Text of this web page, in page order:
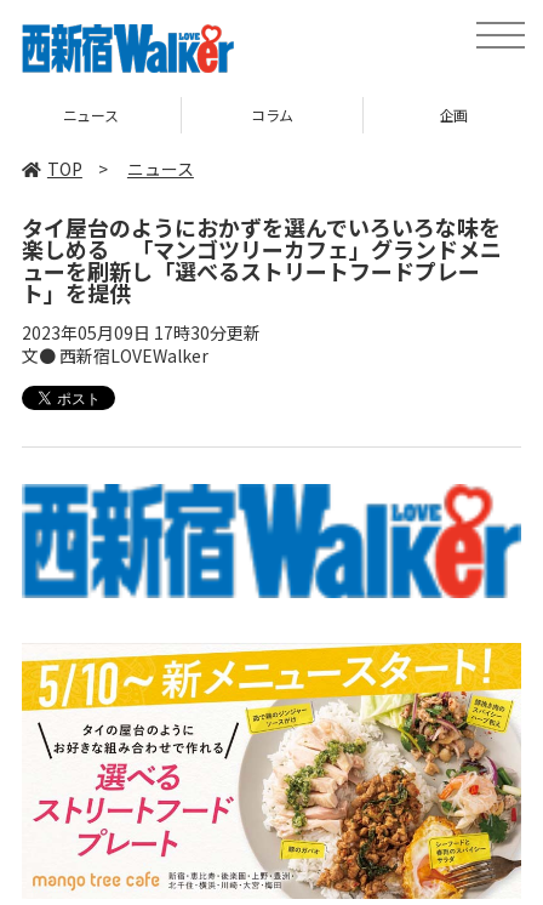
toggle
ニュース コラム 企画
TOP > ニュース
タイ屋台のようにおかずを選んでいろいろな味を
楽しめる 「マンゴツリーカフェ」グランドメニ
ューを刷新し「選べるストリートフードプレー
ト」を提供
2023年05月09日 17時30分更新
文● 西新宿LOVEWalker